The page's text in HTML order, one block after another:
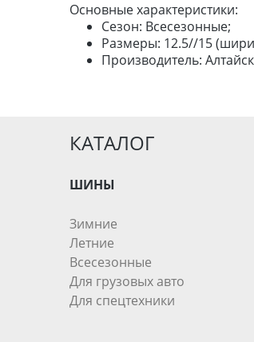
Основные характеристики:
Сезон: Всесезонные;
Размеры: 12.5//15
Производитель:
КАТАЛОГ
ШИНЫ
Зимние
Летние
Всесезонные
Для грузовых авто
Для спецтехники